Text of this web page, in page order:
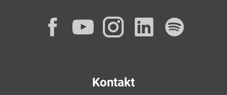
Facebook
YouTube
Instagram
Kontakt